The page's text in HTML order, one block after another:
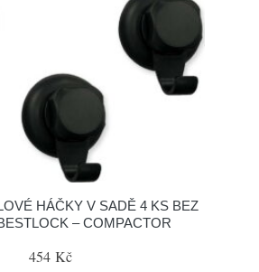
HÁČKY V SADĚ 4 KS BEZ
– COMPACTOR
454 Kč